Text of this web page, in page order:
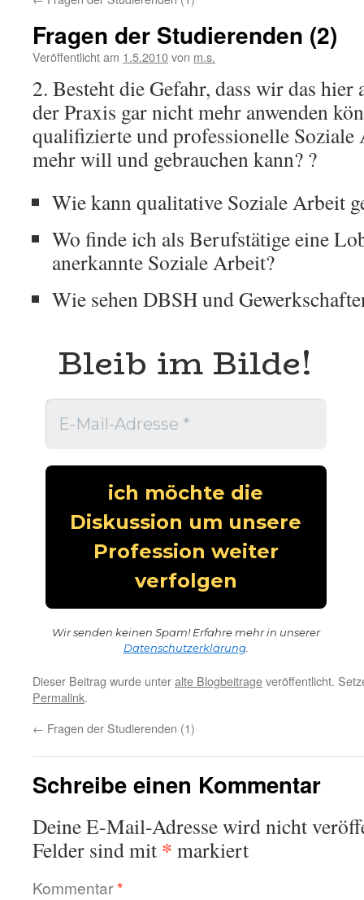
Fragen der Studierenden (2)
Veröffentlicht am 1.5.2010von m.s.
2. Besteht die Gefahr, dass wir das
der Praxis gar nicht mehr anwenden
qualifizierte und professionelle
mehr will und gebrauchen kann? ?
Wie kann qualitative Soziale Arbeit
Wo finde ich als Berufstätige eine
anerkannte Soziale Arbeit?
Wie sehen DBSH und
Bleib im Bilde!
Wir senden keinen Spam! Erfahre mehr in unserer
Datenschutzerklärung.
Dieser Beitrag wurde unteralte Blogbeitrageveröffentlicht.
Permalink.
← Fragen der Studierenden (1)
Schreibe einen Kommentar
Deine E-Mail-Adresse wird nicht
Felder sind mit * markiert
Kommentar*